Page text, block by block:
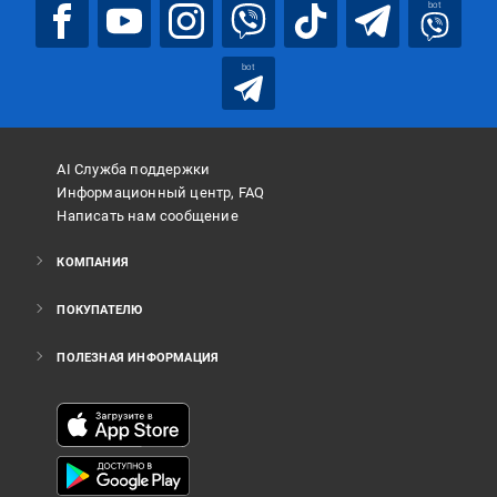
bot
bot
AI Служба поддержки
Информационный центр, FAQ
Написать нам сообщение
КОМПАНИЯ
ПОКУПАТЕЛЮ
ПОЛЕЗНАЯ ИНФОРМАЦИЯ